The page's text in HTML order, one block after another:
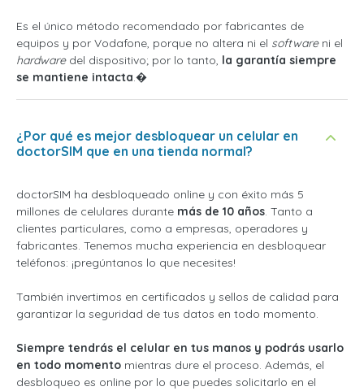
Es el único método recomendado por fabricantes de
equipos y por Vodafone, porque no altera ni el softwareni el
hardwaredel dispositivo; por lo tanto, la garantía siempre
se mantiene intacta.�
¿Por qué es mejor desbloquear un celular en
doctorSIM que en una tienda normal?
doctorSIM ha desbloqueado online y con éxito más 5
millones de celulares durante más de 10 años. Tanto a
clientes particulares, como a empresas, operadores y
fabricantes. Tenemos mucha experiencia en desbloquear
teléfonos: ¡pregúntanos lo que necesites!
También invertimos en certificados y sellos de calidad para
garantizar la seguridad de tus datos en todo momento.
Siempre tendrás el celular en tus manos y podrás usarlo
en todo momento mientras dure el proceso. Además, el
desbloqueo es online por lo que puedes solicitarlo en el